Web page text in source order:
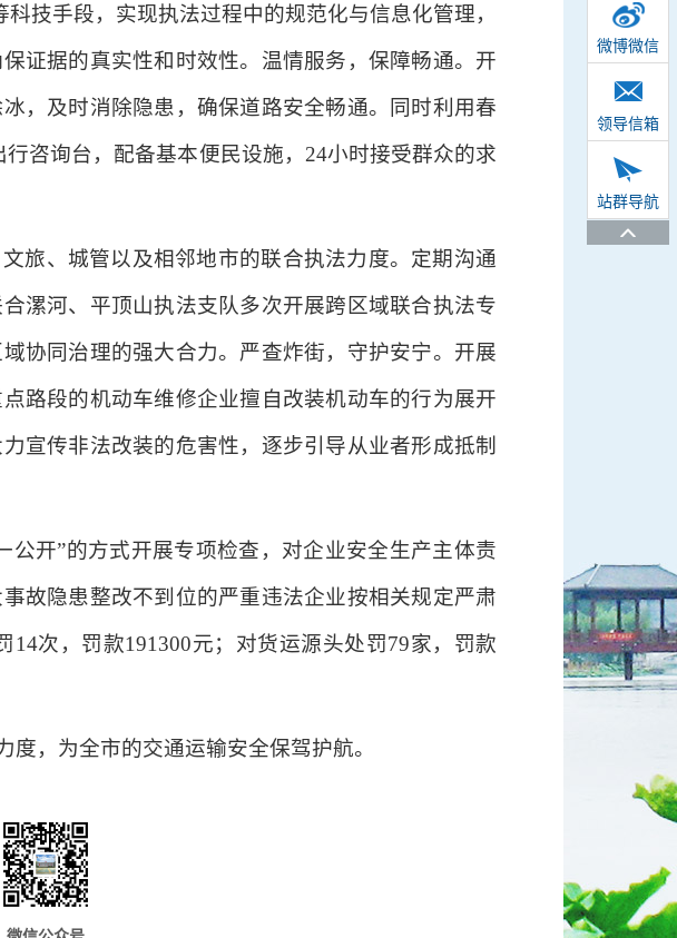
微博微信
领导信箱
站群导航
技手段，实现执法过程中的规范化与信息化管理，
证据的真实性和时效性。温情服务，保障畅通。开
，及时消除隐患，确保道路安全畅通。同时利用春
咨询台，配备基本便民设施，24小时接受群众的求
旅、城管以及相邻地市的联合执法力度。定期沟通
漯河、平顶山执法支队多次开展跨区域联合执法专
协同治理的强大合力。严查炸街，守护安宁。开展
路段的机动车维修企业擅自改装机动车的行为展开
宣传非法改装的危害性，逐步引导从业者形成抵制
开”的方式开展专项检查，对企业安全生产主体责
故隐患整改不到位的严重违法企业按相关规定严肃
次，罚款191300元；对货运源头处罚79家，罚款
，为全市的交通运输安全保驾护航。